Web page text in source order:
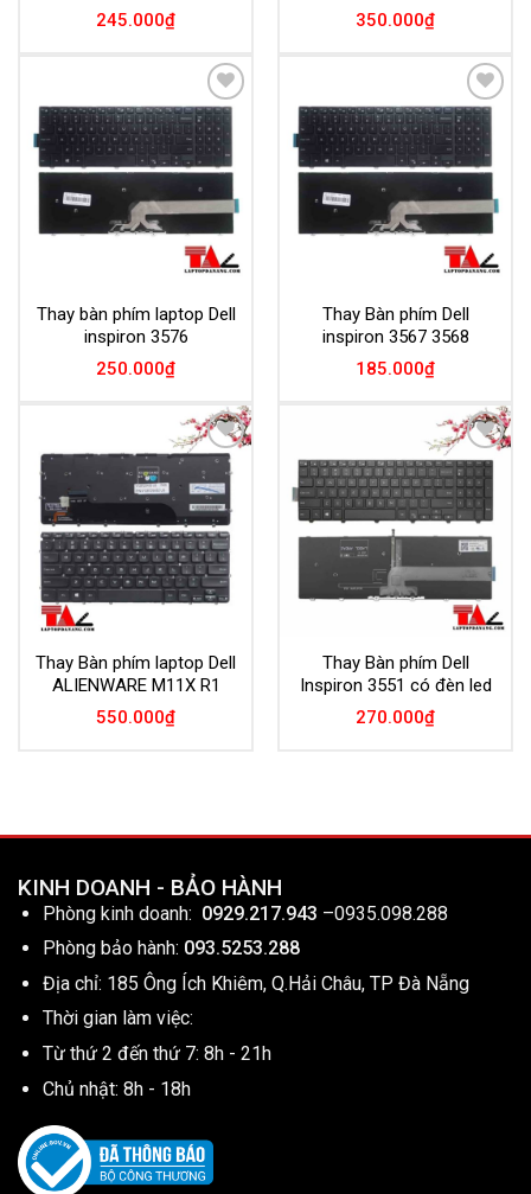
245.000₫
350.000₫
Add to
Wishlist
Thay bàn phím laptop Dell
inspiron 3576
250.000₫
Add to
Wishlist
Thay Bàn phím Dell
inspiron 3567 3568
185.000₫
Add to
Wishlist
Thay Bàn phím laptop Dell
ALIENWARE M11X R1
550.000₫
Add to
Wishlist
Thay Bàn phím Dell
Inspiron 3551 có đèn led
270.000₫
KINH DOANH - BẢO HÀNH
Phòng kinh doanh: 0929.217.943 –0935.098.288
Phòng bảo hành: 093.5253.288
Địa chỉ: 185 Ông Ích Khiêm, Q.Hải Châu, TP Đà Nẵng
Thời gian làm việc:
Từ thứ 2 đến thứ 7: 8h - 21h
Chủ nhật: 8h - 18h